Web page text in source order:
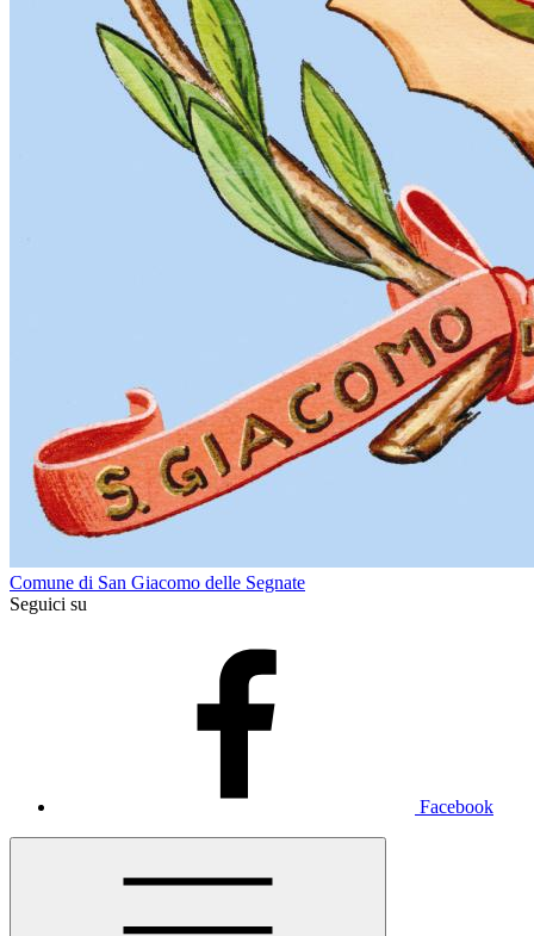
Comune di San Giacomo delle Segnate
Seguici su
Facebook